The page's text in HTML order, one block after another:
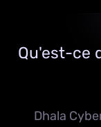
Qu'est-ce
Dhala